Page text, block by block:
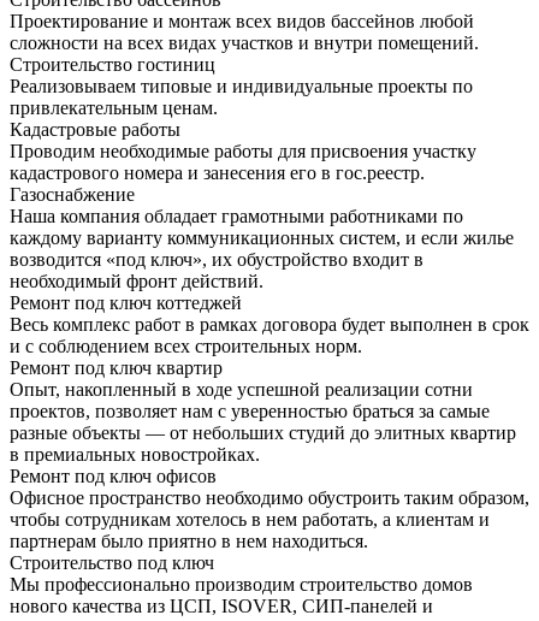
Проектирование и монтаж всех видов бассейнов любой
сложности на всех видах участков и внутри помещений.
Строительство гостиниц
Реализовываем типовые и индивидуальные проекты по
привлекательным ценам.
Кадастровые работы
Проводим необходимые работы для присвоения участку
кадастрового номера и занесения его в гос.реестр.
Газоснабжение
Наша компания обладает грамотными работниками по
каждому варианту коммуникационных систем, и если жилье
возводится «под ключ», их обустройство входит в
необходимый фронт действий.
Ремонт под ключ коттеджей
Весь комплекс работ в рамках договора будет выполнен в срок
и с соблюдением всех строительных норм.
Ремонт под ключ квартир
Опыт, накопленный в ходе успешной реализации сотни
проектов, позволяет нам с уверенностью браться за самые
разные объекты — от небольших студий до элитных квартир
в премиальных новостройках.
Ремонт под ключ офисов
Офисное пространство необходимо обустроить таким образом,
чтобы сотрудникам хотелось в нем работать, а клиентам и
партнерам было приятно в нем находиться.
Строительство под ключ
Мы профессионально производим строительство домов
нового качества из ЦСП, ISOVER, СИП-панелей и